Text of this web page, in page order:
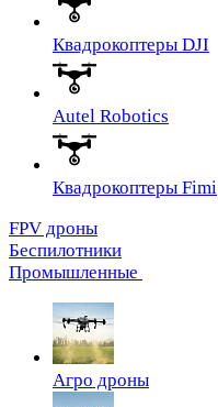
Квадрокоптеры DJI
Autel Robotics
Квадрокоптеры Fimi
FPV дроны
Беспилотники
Промышленные
Агро дроны